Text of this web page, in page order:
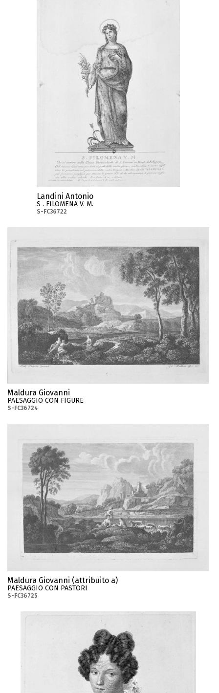
Landini Antonio
S . FILOMENA V. M.
S-FC36722
Maldura Giovanni
PAESAGGIO CON FIGURE
S-FC36724
Maldura Giovanni (attribuito a)
PAESAGGIO CON PASTORI
S-FC36725